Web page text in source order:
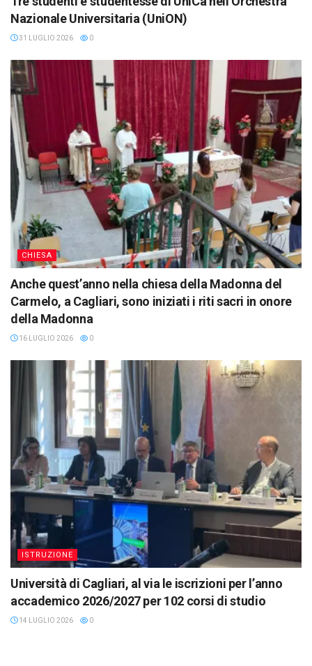
Nazionale Universitaria (UniON)
31 LUGLIO 2026 0
CHIESA
Anche quest’anno nella chiesa della Madonna del
Carmelo, a Cagliari, sono iniziati i riti sacri in onore
della Madonna
16 LUGLIO 2026 0
ISTRUZIONE
Università di Cagliari, al via le iscrizioni per l’anno
accademico 2026/2027 per 102 corsi di studio
14 LUGLIO 2026 0